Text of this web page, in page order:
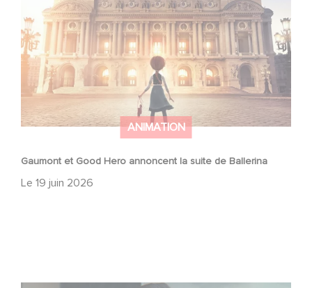
ANIMATION
Gaumont et Good Hero annoncent la suite de Ballerina
Le 19 juin 2026